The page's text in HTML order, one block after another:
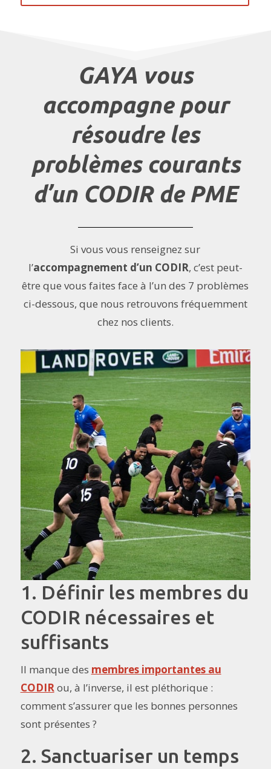
GAYA vous
accompagne pour
résoudre les
problèmes courants
d’un CODIR de PME
Si vous vous renseignez sur
l’accompagnement d’un CODIR, c’est peut-
être que vous faites face à l’un des 7 problèmes
ci-dessous, que nous retrouvons fréquemment
chez nos clients.
1. Définir les membres du
CODIR nécessaires et
suffisants
Il manque des membres importantes au
CODIRou, à l’inverse, il est pléthorique :
comment s’assurer que les bonnes personnes
sont présentes ?
2. Sanctuariser un temps